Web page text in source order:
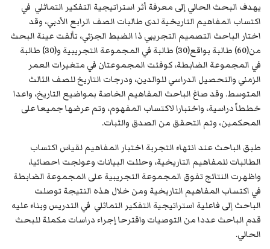
يهدف البحث الحالي إلى معرفة أثر استراتيجية التفكير التماثلي في
اكتساب المفاهيم التاريخية لدى طالبات الصف الرابع الأدبي، وقد
اختار الباحث التصميم التجريبي ذا الضبط الجزئي، تألفت عينة البحث
من(60) طالبة بواقع(30) طالبة في المجموعة التجريبية و(30) طالبة
في المجموعة الضابطة، كوفئت المجموعتان في متغيرات العمر
الزمني والتحصيل الدراسي للوالدين، ودرجات التاريخ للصف الثالث
المتوسط. وقد صاغ الباحث المفاهيم الخاصة بمواضيع التاريخ، واعدا
خططاً دراسية، واختبارا لاكتساب المفهوم، وتم عرضها جميعا على
المحكمين، وتم التحقق من الصدق والثبات.
طبق الباحث عند انتهاء التجربة اختبار المفاهيم لقياس اكتساب
الطالبات للمفاهيم التاريخية، وحللت البيانات وعولجت احصائيا،
واظهرت النتائج تفوق المجموعة التجريبية على المجموعة الضابطة
في اكتساب المفاهيم التاريخية ومن خلال هذه النتيجة توصلت
الباحث إلى فاعلية استراتيجية التفكير التماثلي في التدريس وبناء عليه
قدم الباحث عددا من التوصيات واقترحا إجراء دراسات مكملة للبحث
الحالي.